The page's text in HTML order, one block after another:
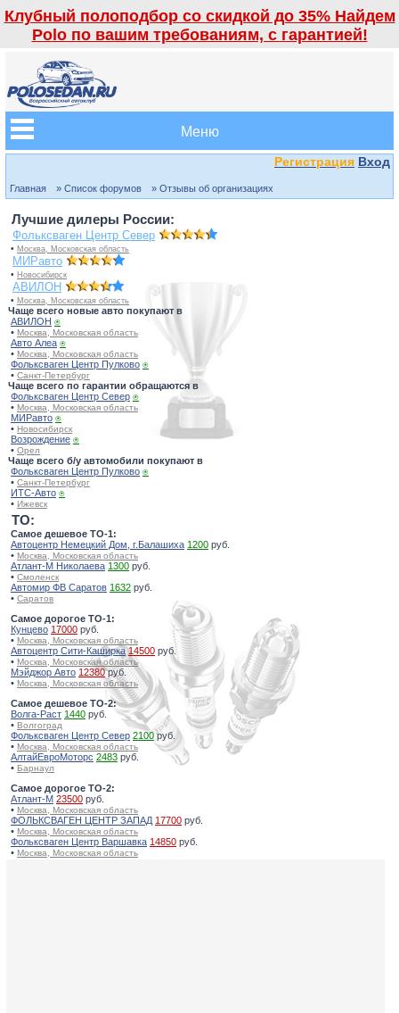
Клубный полоподбор со скидкой до 35% Найдем
Polo по вашим требованиям, с гарантией!
Меню
Регистрация Вход
Главная » Список форумов » Отзывы об организациях
Лучшие дилеры России:
Фольксваген Центр Север
• Москва, Московская область
МИРавто
• Новосибирск
АВИЛОН
• Москва, Московская область
Чаще всего новые авто покупают в
АВИЛОН ⍟
• Москва, Московская область
Авто Алеа ⍟
• Москва, Московская область
Фольксваген Центр Пулково ⍟
• Санкт-Петербург
Чаще всего по гарантии обращаются в
Фольксваген Центр Север ⍟
• Москва, Московская область
МИРавто ⍟
• Новосибирск
Возрождение ⍟
• Орел
Чаще всего б/у автомобили покупают в
Фольксваген Центр Пулково ⍟
• Санкт-Петербург
ИТС-Авто ⍟
• Ижевск
TO:
Самое дешевое ТО-1:
Автоцентр Немецкий Дом, г.Балашиха 1200 руб.
• Москва, Московская область
Атлант-М Николаева 1300 руб.
• Смоленск
Автомир ФВ Саратов 1632 руб.
• Саратов
Самое дорогое ТО-1:
Кунцево 17000 руб.
• Москва, Московская область
Автоцентр Сити-Каширка 14500 руб.
• Москва, Московская область
Мэйджор Авто 12380руб.
• Москва, Московская область
Самое дешевое ТО-2:
Волга-Раст 1440 руб.
• Волгоград
Фольксваген Центр Север 2100руб.
• Москва, Московская область
АлтайЕвроМоторс 2483 руб.
• Барнаул
Самое дорогое ТО-2:
Атлант-М 23500 руб.
• Москва, Московская область
ФОЛЬКСВАГЕН ЦЕНТР ЗАПАД 17700 руб.
• Москва, Московская область
Фольксваген Центр Варшавка 14850 руб.
• Москва, Московская область